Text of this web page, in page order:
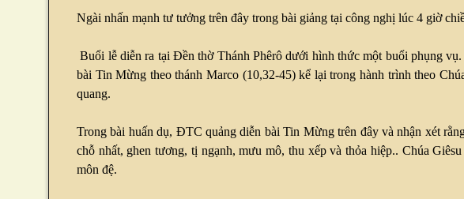
Ngài nhấn mạnh tư tưởng trên đây trong bài giảng tại công nghị lúc 4 giờ
Buổi lễ diễn ra tại Đền thờ Thánh Phêrô dưới hình thức một buổi phụng
bài Tin Mừng theo thánh Marco (10,32-45) kể lại trong hành trình theo
quang.
Trong bài huấn dụ, ĐTC quảng diễn bài Tin Mừng trên đây và nhận xét
chỗ nhất, ghen tương, tị ngạnh, mưu mô, thu xếp và thỏa hiệp.. Chúa
môn đệ.